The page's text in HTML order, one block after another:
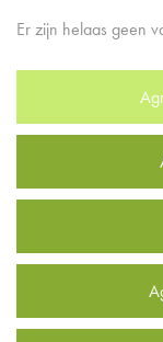
Er zijn helaas geen